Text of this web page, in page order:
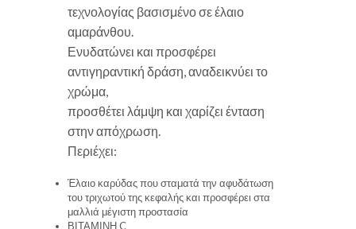
τεχνολογίας βασισμένο σε έλαιο
αμαράνθου.
Ενυδατώνει και προσφέρει
αντιγηραντική δράση, αναδεικνύει το
χρώμα,
προσθέτει λάμψη και χαρίζει ένταση
στην απόχρωση.
Περιέχει:
Έλαιο καρύδας που σταματά την αφυδάτωση
του τριχωτού της κεφαλής και προσφέρει στα
μαλλιά μέγιστη προστασία
ΒΙΤΑΜΙΝΗ C